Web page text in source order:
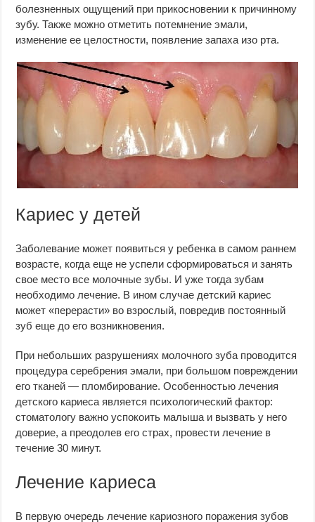
болезненных ощущений при прикосновении к причинному
зубу. Также можно отметить потемнение эмали,
изменение ее целостности, появление запаха изо рта.
Кариес у детей
Заболевание может появиться у ребенка в самом раннем
возрасте, когда еще не успели сформироваться и занять
свое место все молочные зубы. И уже тогда зубам
необходимо лечение. В ином случае детский кариес
может «перерасти» во взрослый, повредив постоянный
зуб еще до его возникновения.
При небольших разрушениях молочного зуба проводится
процедура серебрения эмали, при большом повреждении
его тканей — пломбирование. Особенностью лечения
детского кариеса является психологический фактор:
стоматологу важно успокоить малыша и вызвать у него
доверие, а преодолев его страх, провести лечение в
течение 30 минут.
Лечение кариеса
В первую очередь лечение кариозного поражения зубов